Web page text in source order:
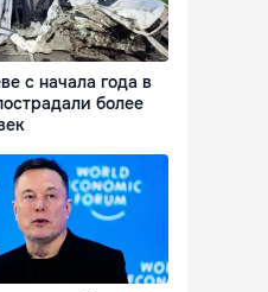
с начала года в
более